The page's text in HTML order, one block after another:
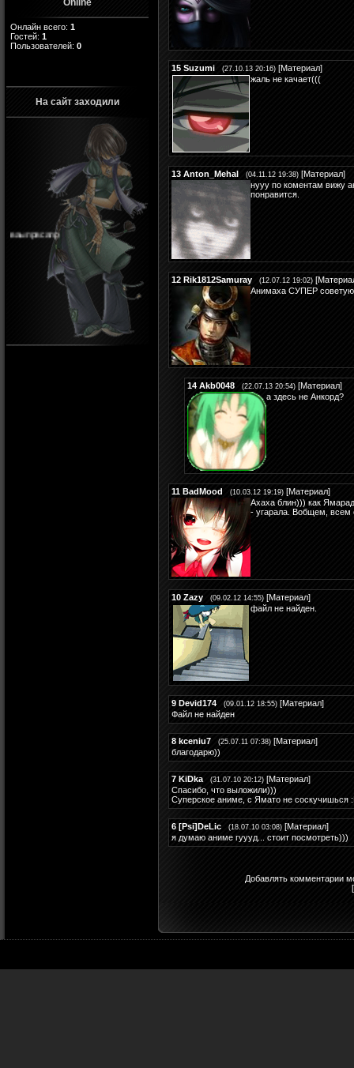
Online
Онлайн всего: 1
Гостей: 1
Пользователей: 0
На сайт заходили
ваыпрвсапр
15 Suzumi (27.10.13 20:16) [Материал]
жаль не качает(((
13 Anton_Mehal (04.11.12 19:38) [Материал]
нууу по коментам вижу
понравится.
12 Rik1812Samuray (12.07.12 19:02) [
Анимаха СУПЕР советую
14 Akb0048 (22.07.13 20:54) [Материал]
а здесь не Анкорд?
11 BadMood (10.03.12 19:19) [Материал]
Ахаха блин))) как
- угарала. Вобщем, всем
10 Zazy (09.02.12 14:55) [Материал]
файл не найден.
9 Devid174 (09.01.12 18:55) [Материал]
Файл не найден
8 kceniu7 (25.07.11 07:38) [Материал]
благодарю))
7 KiDka (31.07.10 20:12) [Материал]
Спасибо, что выложили)))
Суперское аниме, с Ямато не соскучишься
6 [Psi]DeLic (18.07.10 03:08) [Материал]
я думаю аниме гуууд... стоит посмотреть)))
Добавлять комментарии